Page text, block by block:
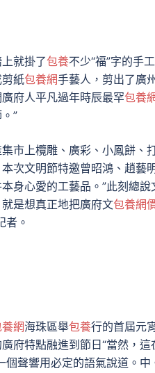
就掛了包養不少“福”字的手
紙包養網手藝人，剪出了廣
府人平凡過年時辰最罕包養
”
市上欖雕、廣彩、小鳳餅、
次文明節特邀曾昭鴻、趙藝
身心愛的工藝品。”此刻總
是想真正地把廣府文包養網
者。
網海珠區舉包養行的首屆元
府特點融進到節日“當然，
個聲響用必定的語氣說道。